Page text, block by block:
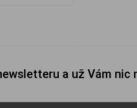
a už Vám nic